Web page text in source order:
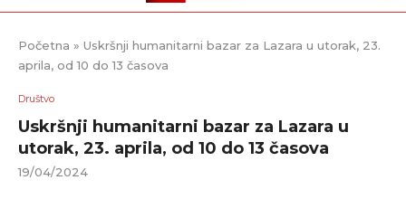
Početna » Uskršnji humanitarni bazar za Lazara u utorak, 23.
aprila, od 10 do 13 časova
Društvo
Uskršnji humanitarni bazar za Lazara u
utorak, 23. aprila, od 10 do 13 časova
19/04/2024